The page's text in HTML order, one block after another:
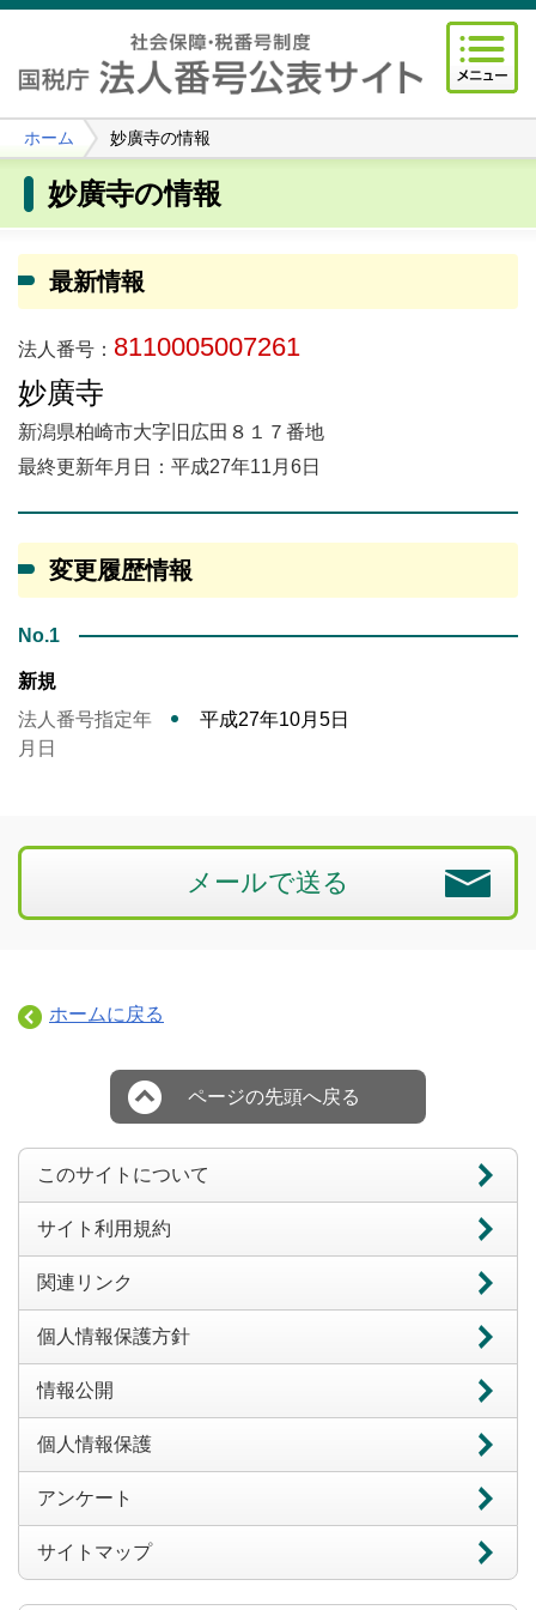
ホーム 妙廣寺の情報
妙廣寺の情報
最新情報
法人番号： 8110005007261
妙廣寺
新潟県柏崎市大字旧広田８１７番地
最終更新年月日：平成27年11月6日
変更履歴情報
No.1
新規
法人番号指定年
月日
平成27年10月5日
メールで送る
ホームに戻る
ページの先頭へ戻る
このサイトについて
サイト利用規約
関連リンク
個人情報保護方針
情報公開
個人情報保護
アンケート
サイトマップ